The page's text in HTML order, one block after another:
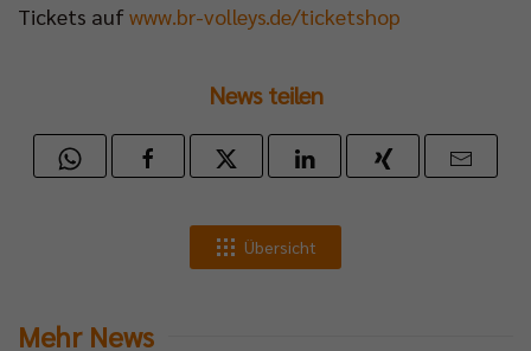
Tickets auf www.br-volleys.de/ticketshop
News teilen
Übersicht
Mehr News